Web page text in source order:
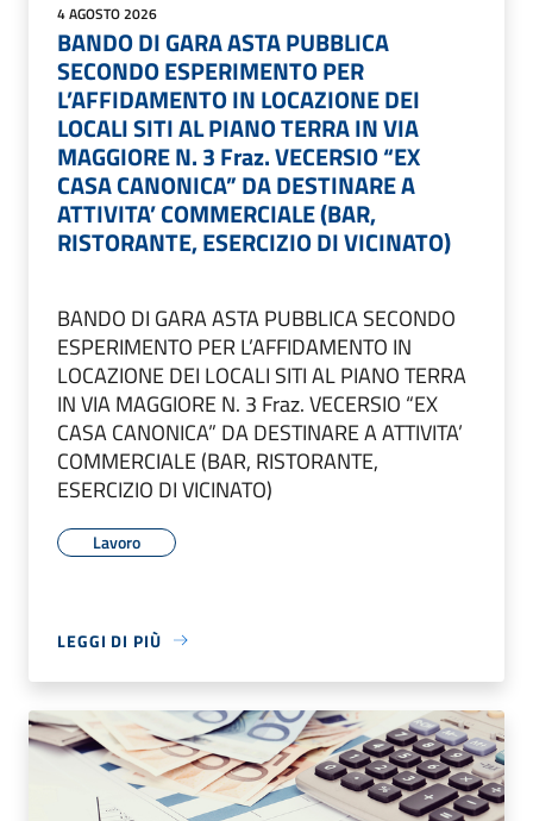
4 AGOSTO 2026
BANDO DI GARA ASTA PUBBLICA
SECONDO ESPERIMENTO PER
L’AFFIDAMENTO IN LOCAZIONE DEI
LOCALI SITI AL PIANO TERRA IN VIA
MAGGIORE N. 3 Fraz. VECERSIO “EX
CASA CANONICA” DA DESTINARE A
ATTIVITA’ COMMERCIALE (BAR,
RISTORANTE, ESERCIZIO DI VICINATO)
BANDO DI GARA ASTA PUBBLICA SECONDO
ESPERIMENTO PER L’AFFIDAMENTO IN
LOCAZIONE DEI LOCALI SITI AL PIANO TERRA
IN VIA MAGGIORE N. 3 Fraz. VECERSIO “EX
CASA CANONICA” DA DESTINARE A ATTIVITA’
COMMERCIALE (BAR, RISTORANTE,
ESERCIZIO DI VICINATO)
Lavoro
LEGGI DI PIÙ